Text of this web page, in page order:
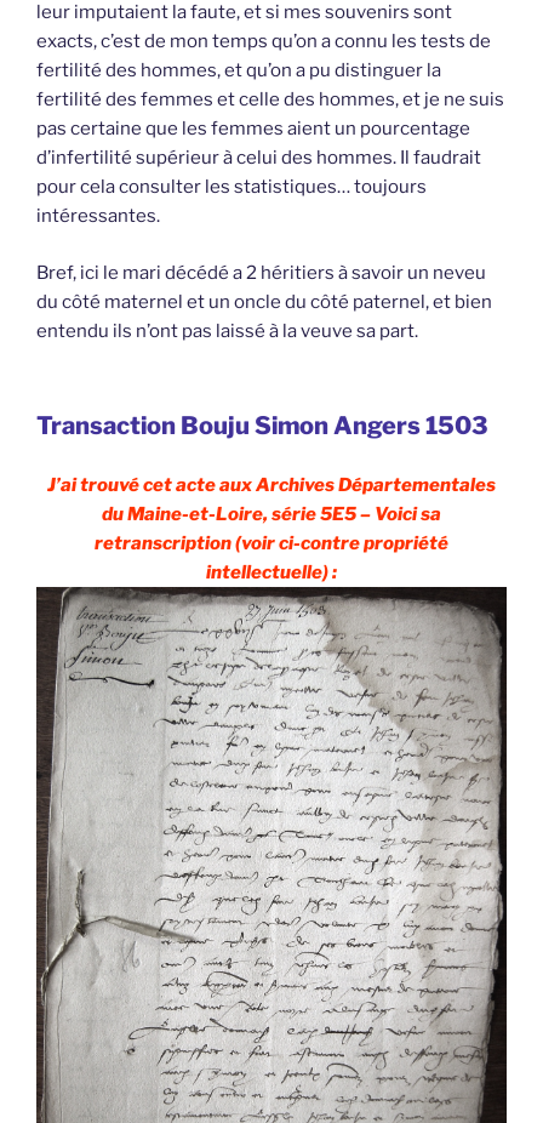
leur imputaient la faute, et si mes souvenirs sont
exacts, c’est de mon temps qu’on a connu les tests de
fertilité des hommes, et qu’on a pu distinguer la
fertilité des femmes et celle des hommes, et je ne suis
pas certaine que les femmes aient un pourcentage
d’infertilité supérieur à celui des hommes. Il faudrait
pour cela consulter les statistiques… toujours
intéressantes.
Bref, ici le mari décédé a 2 héritiers à savoir un neveu
du côté maternel et un oncle du côté paternel, et bien
entendu ils n’ont pas laissé à la veuve sa part.
Transaction Bouju Simon Angers 1503
J’ai trouvé cet acte aux Archives Départementales
du Maine-et-Loire, série 5E5 – Voici sa
retranscription (voir ci-contre propriété
intellectuelle) :